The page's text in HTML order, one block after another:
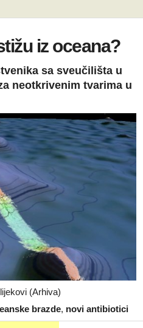
iz oceana?
sa sveučilišta u
neotkrivenim tvarima u
(Arhiva)
brazde, novi antibiotici